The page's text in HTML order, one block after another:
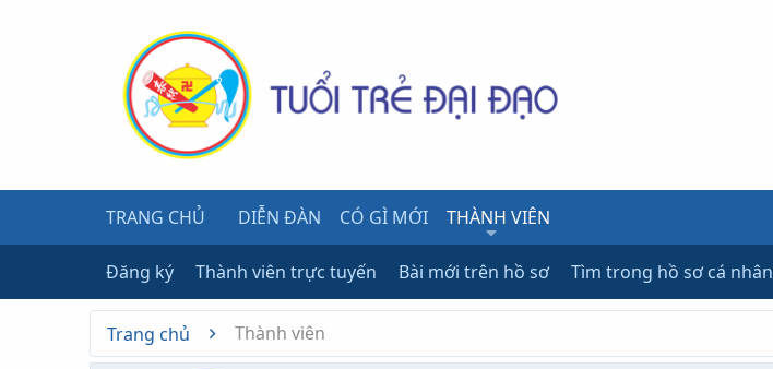
TRANG CHỦ DIỄN ĐÀN CÓ GÌ MỚI THÀNH VIÊN
Đăng ký Thành viên trực tuyến Bài mới trên hồ sơ Tìm trong hồ sơ cá nhân
Trang chủ Thành viên